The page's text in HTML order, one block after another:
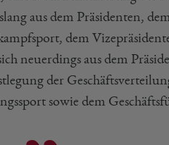
aus dem Präsidenten,
dem
neuerdings aus dem
der
sowie dem